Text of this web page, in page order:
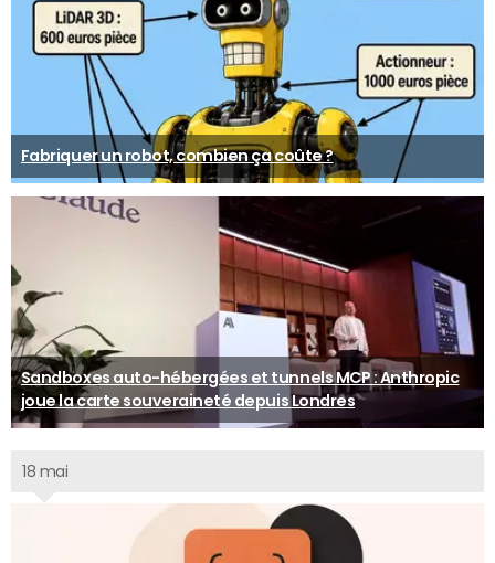
Fabriquer un robot, combien ça coûte ?
Sandboxes auto-hébergées et tunnels MCP : Anthropic
joue la carte souveraineté depuis Londres
18 mai